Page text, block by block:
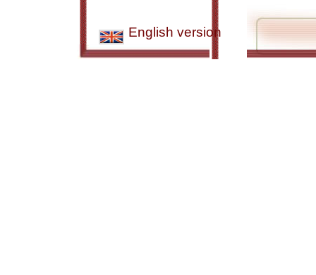
English version